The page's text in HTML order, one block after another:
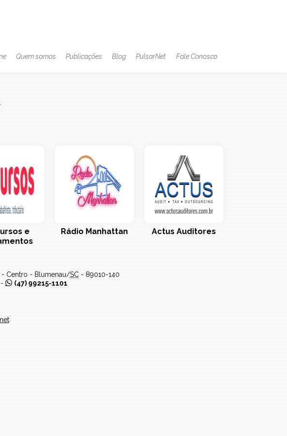
Quem somos Publicações Blog PulsarNet Fale Conosco
e
Rádio Manhattan Actus Auditores
Centro - Blumenau/SC- 89010-140
(47) 99215-1101